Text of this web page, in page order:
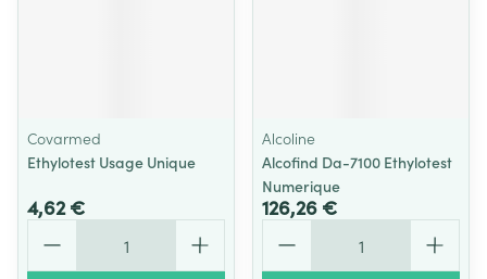
Covarmed
Ethylotest Usage Unique
4,62 €
Alcoline
Alcofind Da-7100 Ethylotest
Numerique
126,26 €